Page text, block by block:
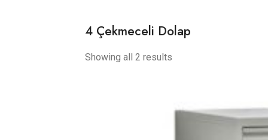
4 Çekmeceli Dolap
Showing all 2 results